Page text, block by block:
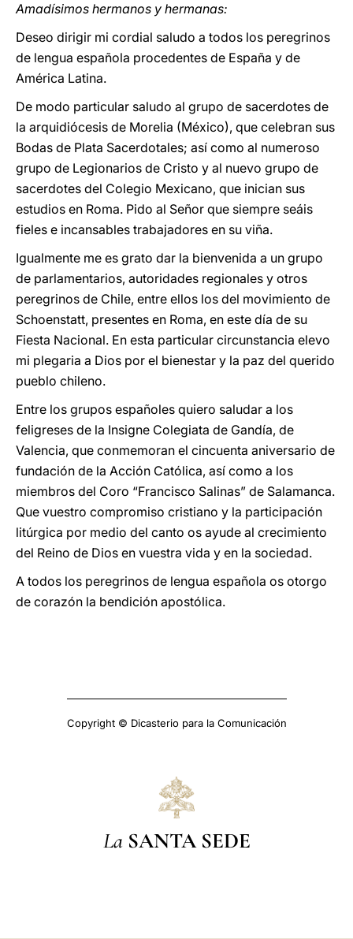
Amadísimos hermanos y hermanas:
Deseo dirigir mi cordial saludo a todos los peregrinos
de lengua española procedentes de España y de
América Latina.
De modo particular saludo al grupo de sacerdotes de
la arquidiócesis de Morelia (México), que celebran sus
Bodas de Plata Sacerdotales; así como al numeroso
grupo de Legionarios de Cristo y al nuevo grupo de
sacerdotes del Colegio Mexicano, que inician sus
estudios en Roma. Pido al Señor que siempre seáis
fieles e incansables trabajadores en su viña.
Igualmente me es grato dar la bienvenida a un grupo
de parlamentarios, autoridades regionales y otros
peregrinos de Chile, entre ellos los del movimiento de
Schoenstatt, presentes en Roma, en este día de su
Fiesta Nacional. En esta particular circunstancia elevo
mi plegaria a Dios por el bienestar y la paz del querido
pueblo chileno.
Entre los grupos españoles quiero saludar a los
feligreses de la Insigne Colegiata de Gandía, de
Valencia, que conmemoran el cincuenta aniversario de
fundación de la Acción Católica, así como a los
miembros del Coro “Francisco Salinas” de Salamanca.
Que vuestro compromiso cristiano y la participación
litúrgica por medio del canto os ayude al crecimiento
del Reino de Dios en vuestra vida y en la sociedad.
A todos los peregrinos de lengua española os otorgo
de corazón la bendición apostólica.
Copyright © Dicasterio para la Comunicación
La SANTA SEDE